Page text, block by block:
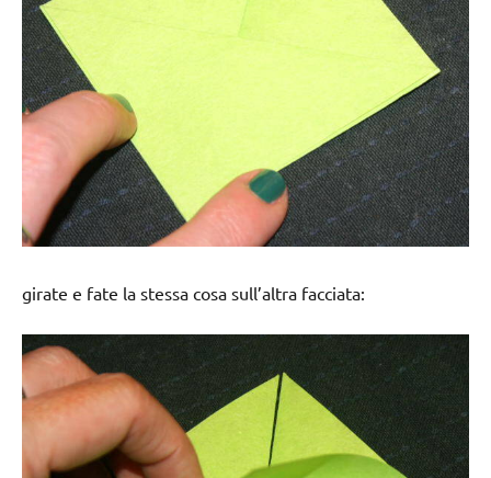
girate e fate la stessa cosa sull’altra facciata: